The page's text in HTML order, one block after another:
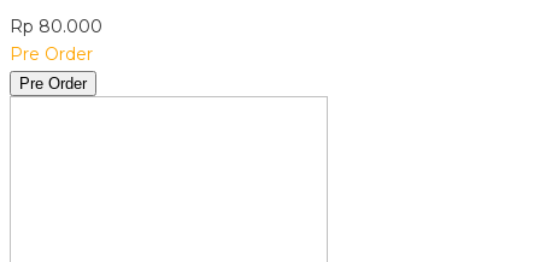
Rp 80.000
Pre Order
Pre Order